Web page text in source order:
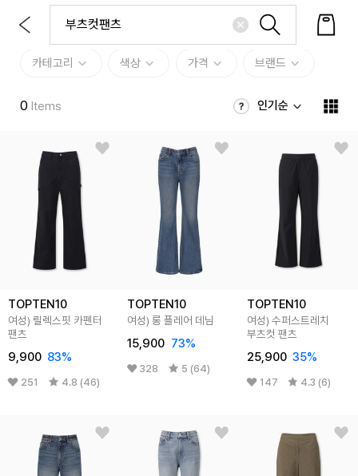
카테고리 색상 가격 브랜드
0 Items 인기순
TOPTEN10
여성) 릴렉스핏 카펜터
팬츠
9,900 83%
251 4.8 (46)
TOPTEN10
여성) 롱 플레어 데님
15,900 73%
328 5 (64)
TOPTEN10
여성) 수퍼스트레치
부츠컷 팬츠
25,900 35%
147 4.3 (6)